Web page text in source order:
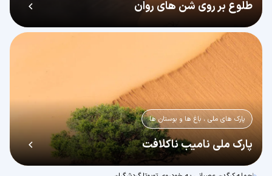
طلوع بر روی شن های روان
پارک های ملی ، باغ ها و بوستان ها
پارک ملی نامیب ناکلافت